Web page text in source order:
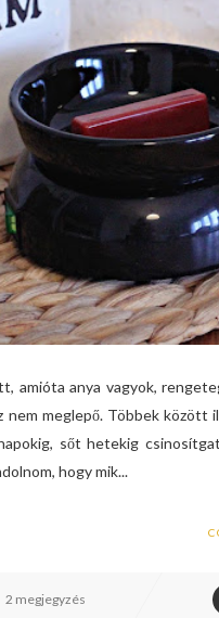
amióta anya vagyok,
meglepő. Többek között
sőt hetekig
hogy mik...
2 megjegyzés